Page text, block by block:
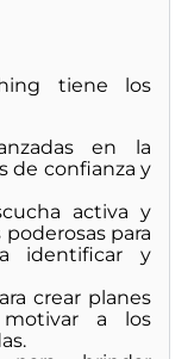
tiene los
en la
de confianza y
activa y
para
identificar y
crear planes
a los